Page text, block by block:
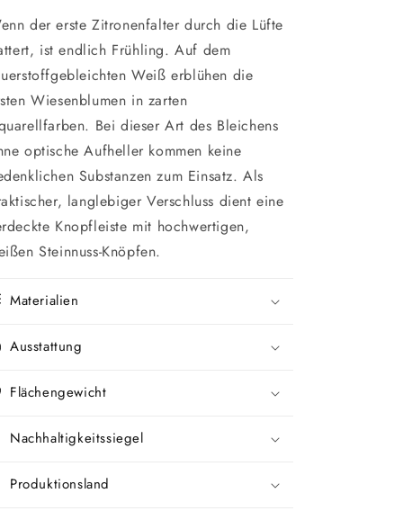
der erste Zitronenfalter durch die Lüfte
ist endlich Frühling. Auf dem
Weiß erblühen die
Wiesenblumen in zarten
Bei dieser Art des Bleichens
optische Aufheller kommen keine
Substanzen zum Einsatz. Als
langlebiger Verschluss dient eine
Knopfleiste mit hochwertigen,
Steinnuss-Knöpfen.
Materialien
Ausstattung
Flächengewicht
Nachhaltigkeitssiegel
Produktionsland